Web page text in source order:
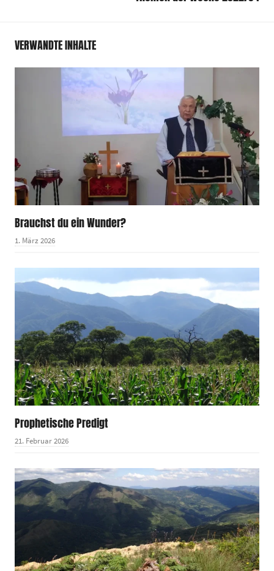
VERWANDTE INHALTE
Brauchst du ein Wunder?
1. März 2026
Prophetische Predigt
21. Februar 2026